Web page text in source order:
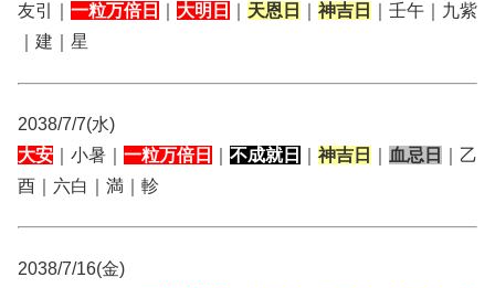
友引｜ 一粒万倍日 大明日 天恩日 神吉日
｜壬午｜九紫
｜建｜星
2038/7/7(水)
大安 ｜小暑｜ 一粒万倍日 不成就日 神吉日 血忌日
｜乙
酉｜六白｜満｜軫
2038/7/16(金)